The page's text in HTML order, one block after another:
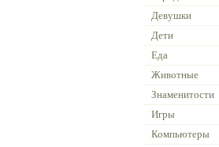
Девушки
Дети
Еда
Животные
Знаменитости
Игры
Компьютеры